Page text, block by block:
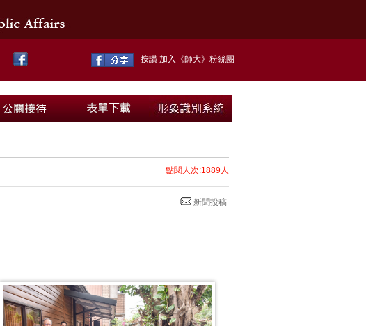
按讚 加入《師大》粉絲團
點閱人次:1889人
新聞投稿